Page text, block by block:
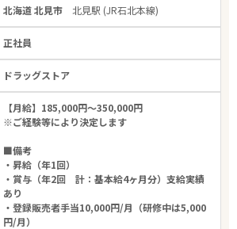
北海道 北見市 北見駅 (JR石北本線)
正社員
ドラッグストア
【月給】185,000円～350,000円
※ご経験等により決定します
■備考
・昇給（年1回）
・賞与（年2回 計：基本給4ヶ月分）支給実績
あり
・登録販売者手当10,000円/月（研修中は5,000
円/月）